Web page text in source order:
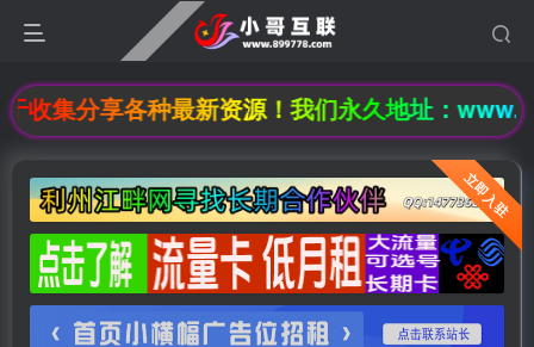
收集分享各种最新资源！我们永久地址：
立即入驻